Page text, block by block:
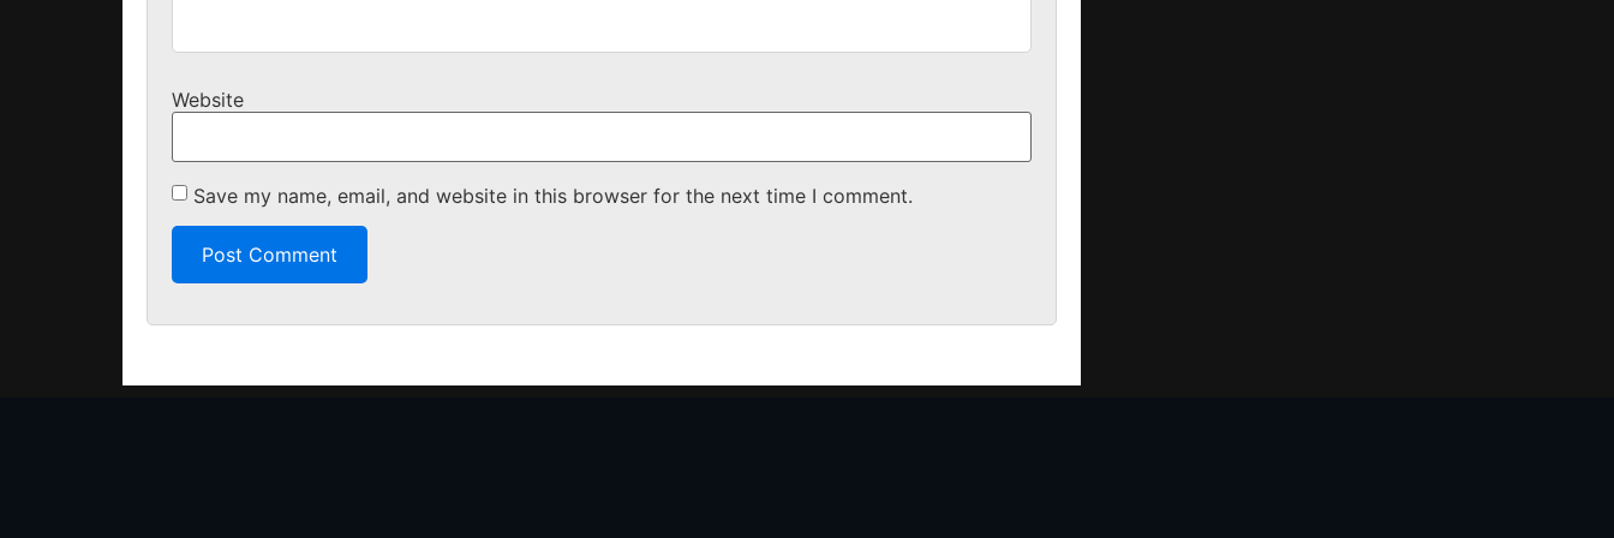
Website
Save my name, email, and website in this browser for the next time I comment.